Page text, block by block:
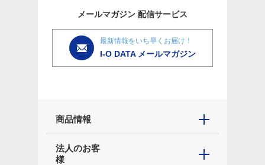
メールマガジン 配信サービス
最新情報をいち早くお届け！
I-O DATA メールマガジン
商品情報
法人のお客
様